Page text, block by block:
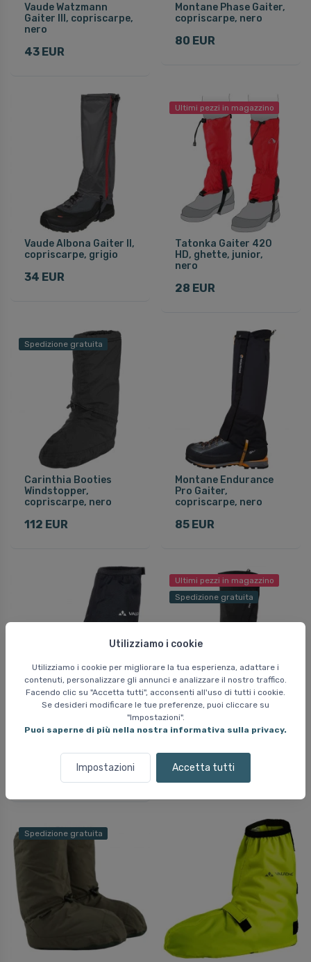
Utilizziamo i cookie
Utilizziamo i cookie per migliorare la tua esperienza, adattare i
contenuti, personalizzare gli annunci e analizzare il nostro traffico.
Facendo clic su "Accetta tutti", acconsenti all'uso di tutti i cookie.
Se desideri modificare le tue preferenze, puoi cliccare su
"Impostazioni".
Puoi saperne di più nella nostra informativa sulla privacy.
Impostazioni Accetta tutti
Vaude Watzmann
Gaiter III, copriscarpe,
nero
43 EUR
Montane Phase Gaiter,
copriscarpe, nero
80 EUR
Vaude Albona Gaiter II,
copriscarpe, grigio
34 EUR
Ultimi pezzi in magazzino
Tatonka Gaiter 420
HD, ghette, junior,
nero
28 EUR
Spedizione gratuita
Carinthia Booties
Windstopper,
copriscarpe, nero
112 EUR
Montane Endurance
Pro Gaiter,
copriscarpe, nero
85 EUR
short, copriscarpe,
26 EUR
Ultimi pezzi in magazzino
Spedizione gratuita
Montane Phase Xpd
Gaiter, copriscarpe,
101 EUR
Spedizione gratuita